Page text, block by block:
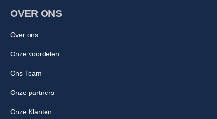
OVER ONS
Over ons
Onze voordelen
Ons Team
Onze partners
Onze Klanten